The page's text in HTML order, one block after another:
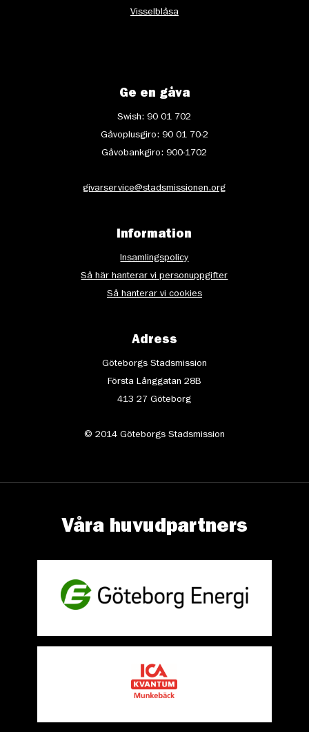
Visselblåsa
Ge en gåva
Swish: 90 01 702
Gåvoplusgiro: 90 01 70-2
Gåvobankgiro: 900-1702
givarservice@stadsmissionen.org
Information
Insamlingspolicy
Så här hanterar vi personuppgifter
Så hanterar vi cookies
Adress
Göteborgs Stadsmission
Första Långgatan 28B
413 27 Göteborg
© 2014 Göteborgs Stadsmission
Våra huvudpartners